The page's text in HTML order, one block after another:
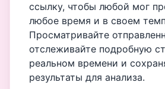
ссылку, чтобы любой мог
любое время и в своем
Просматривайте
отслеживайте подробную
реальном времени и
результаты для анализа.